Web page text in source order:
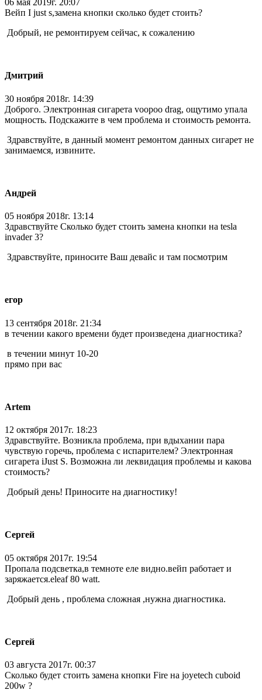
06 мая 2019г. 20:07
Вейп I just s,замена кнопки сколько будет стоить?
Добрый, не ремонтируем сейчас, к сожалению
Дмитрий
30 ноября 2018г. 14:39
Доброго. Электронная сигарета voopoo drag, ощутимо упала
мощность. Подскажите в чем проблема и стоимость ремонта.
Здравствуйте, в данный момент ремонтом данных сигарет не
занимаемся, извините.
Андрей
05 ноября 2018г. 13:14
Здравствуйте Сколько будет стоить замена кнопки на tesla
invader 3?
Здравствуйте, приносите Ваш девайс и там посмотрим
егор
13 сентября 2018г. 21:34
в течении какого времени будет произведена диагностика?
в течении минут 10-20
прямо при вас
Artem
12 октября 2017г. 18:23
Здравствуйте. Возникла проблема, при вдыхании пара
чувствую горечь, проблема с испарителем? Электронная
сигарета iJust S. Возможна ли леквидация проблемы и какова
стоимость?
Добрый день! Приносите на диагностику!
Сергей
05 октября 2017г. 19:54
Пропала подсветка,в темноте еле видно.вейп работает и
заряжается.eleaf 80 watt.
Добрый день , проблема сложная ,нужна диагностика.
Сергей
03 августа 2017г. 00:37
Сколько будет стоить замена кнопки Fire на joyetech cuboid
200w ?